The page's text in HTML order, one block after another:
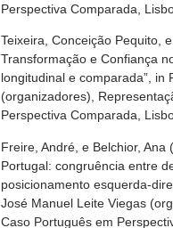
Perspectiva Comparada,
Teixeira, Conceição Pequito,
Transformação e Confiança
longitudinal e comparada”, in
(organizadores),
Perspectiva Comparada,
Freire, André, e Belchior,
Portugal: congruência entre
posicionamento esquerda-
José Manuel Leite Viegas
Caso Português em